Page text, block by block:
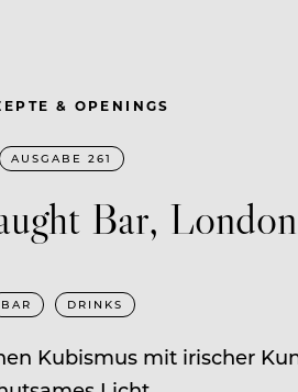
& OPENINGS
AUSGABE 261
Bar, London
BAR DRINKS
Kubismus mit irischer